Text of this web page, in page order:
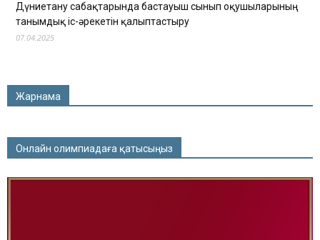
Дүниетану сабақтарында бастауыш сынып оқушыларының
танымдық іс-әрекетін қалыптастыру
07.04.2025
Жарнама
Онлайн олимпиадаға қатысыңыз